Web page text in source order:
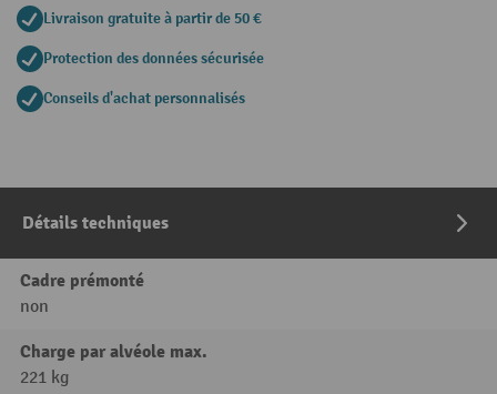
Livraison gratuite à partir de 50 €
Protection des données sécurisée
Conseils d'achat personnalisés
Détails techniques
Cadre prémonté
non
Charge par alvéole max.
221 kg